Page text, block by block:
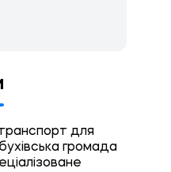
транспорт для
громада